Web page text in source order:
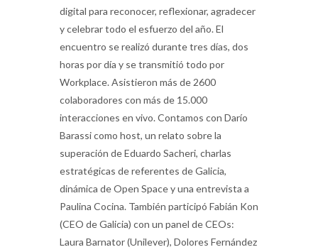
digital para reconocer, reflexionar, agradecer
y celebrar todo el esfuerzo del año. El
encuentro se realizó durante tres días, dos
horas por día y se transmitió todo por
Workplace. Asistieron más de 2600
colaboradores con más de 15.000
interacciones en vivo. Contamos con Darío
Barassi como host, un relato sobre la
superación de Eduardo Sacheri, charlas
estratégicas de referentes de Galicia,
dinámica de Open Space y una entrevista a
Paulina Cocina. También participó Fabián Kon
(CEO de Galicia) con un panel de CEOs:
Laura Barnator (Unilever), Dolores Fernández